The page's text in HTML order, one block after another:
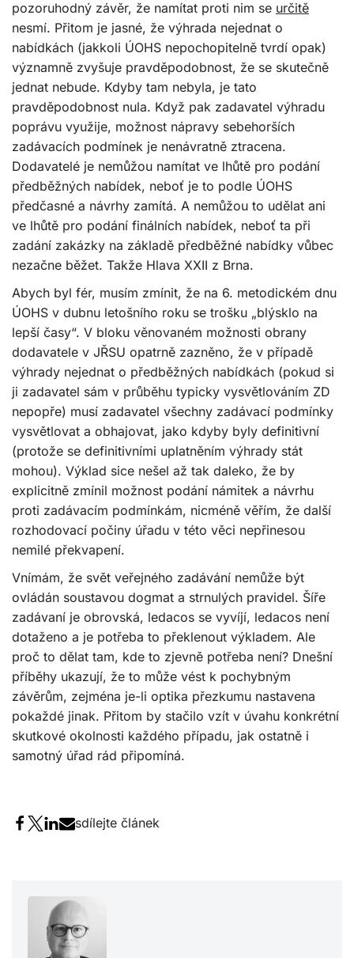
pozoruhodný závěr, že namítat proti nim se určitě
nesmí. Přitom je jasné, že výhrada nejednat o
nabídkách (jakkoli ÚOHS nepochopitelně tvrdí opak)
významně zvyšuje pravděpodobnost, že se skutečně
jednat nebude. Kdyby tam nebyla, je tato
pravděpodobnost nula. Když pak zadavatel výhradu
poprávu využije, možnost nápravy sebehorších
zadávacích podmínek je nenávratně ztracena.
Dodavatelé je nemůžou namítat ve lhůtě pro podání
předběžných nabídek, neboť je to podle ÚOHS
předčasné a návrhy zamítá. A nemůžou to udělat ani
ve lhůtě pro podání finálních nabídek, neboť ta při
zadání zakázky na základě předběžné nabídky vůbec
nezačne běžet. Takže Hlava XXII z Brna.
Abych byl fér, musím zmínit, že na 6. metodickém dnu
ÚOHS v dubnu letošního roku se trošku „blýsklo na
lepší časy“. V bloku věnovaném možnosti obrany
dodavatele v JŘSU opatrně zazněno, že v případě
výhrady nejednat o předběžných nabídkách (pokud si
ji zadavatel sám v průběhu typicky vysvětlováním ZD
nepopře) musí zadavatel všechny zadávací podmínky
vysvětlovat a obhajovat, jako kdyby byly definitivní
(protože se definitivními uplatněním výhrady stát
mohou). Výklad sice nešel až tak daleko, že by
explicitně zmínil možnost podání námitek a návrhu
proti zadávacím podmínkám, nicméně věřím, že další
rozhodovací počiny úřadu v této věci nepřinesou
nemilé překvapení.
Vnímám, že svět veřejného zadávání nemůže být
ovládán soustavou dogmat a strnulých pravidel. Šíře
zadávaní je obrovská, ledacos se vyvíjí, ledacos není
dotaženo a je potřeba to překlenout výkladem. Ale
proč to dělat tam, kde to zjevně potřeba není? Dnešní
příběhy ukazují, že to může vést k pochybným
závěrům, zejména je-li optika přezkumu nastavena
pokaždé jinak. Přitom by stačilo vzít v úvahu konkrétní
skutkové okolnosti každého případu, jak ostatně i
samotný úřad rád připomíná.
sdílejte článek